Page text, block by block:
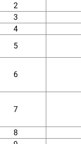
2
3
4
5
6
7
8